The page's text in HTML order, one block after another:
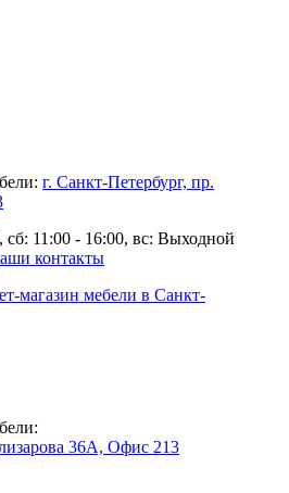
г. Санкт-Петербург, пр.
сб: 11:00 - 16:00, вс: Выходной
контакты
36А, Офис 213